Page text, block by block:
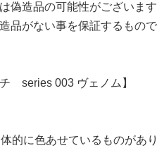
偽造品の可能性がございま
品がない事を保証するもので
series 003 ヴェノム】
的に色あせているものがあり